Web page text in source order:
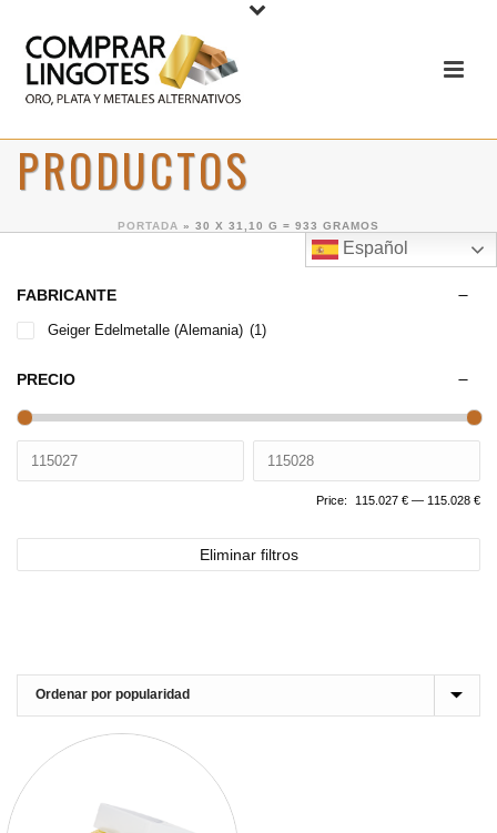
PRODUCTOS
PORTADA » 30 X 31,10 G = 933 GRAMOS
Español
FABRICANTE
Geiger Edelmetalle (Alemania) (1)
PRECIO
Price: 115.027 € — 115.028 €
Eliminar filtros